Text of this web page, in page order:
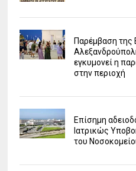
Παρέμβαση της
εγκυμονεί η
στην περιοχή
Επίσημη
Ιατρικώς
του